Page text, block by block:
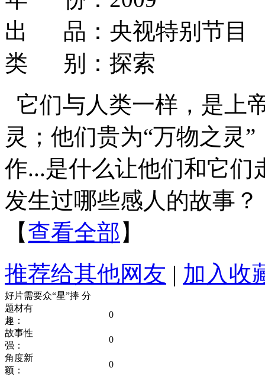
出 品：央视特别节目
类 别：探索
它们与人类一样，是上
灵；他们贵为“万物之灵
作...是什么让他们和它们
发生过哪些感人的故事？
【查看全部 】
推荐给其他网友 | 加入收
好片需要众“星”捧 分
题材有
趣：
0
故事性
强：
0
角度新
颖：
0